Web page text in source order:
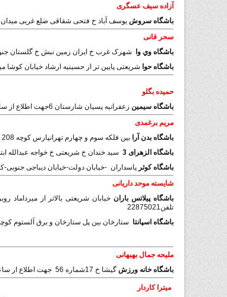
آزاده سیف عسگری
باشگاه سروش یوسف آباد خ فتحی شقاقی ضلع غربی میدان
سحر قانی
باشگاه وي وا شهرک غرب خ ايران زمين نبش خ گلستان جنوبي
باشگاه حوا شریعتی پایین تر از حسینیه ارشاد خیابان کوشا میدان
حمیده بگلو
باشگاه سیمین زعفرانیه پسیان شارستان 6جهت اطلاع از ساعت و روزهای کلاس ها لطفا تماس بگیرید تلفن 22407331
مریم برغمدی
باشگاه بدن آرا بین فلکه سوم و چهارم تهرانپارس کوچه 208 شرقی شهید رعنائی پلاک 3 تلفن 77062654
باشگاه الزهرای 3
سید خندان خ شریعتی خ خواجه عبدالله
باشگاه کوثر پاسداران -خیابان دولت-خیابان دیباجی جنوبی-
شایسته موحد داریانی
باشگاه پیلاتس باران
تلفن22875021
باشگاه اسپانتا ستارخان بین پل ستارخان و برق آلستوم
ملیحه جمال بهبهانی
باشگاه خانه ورزش گیشا خ 17شماره 56 جهت اطلاع از ساعت
میترا کاردار